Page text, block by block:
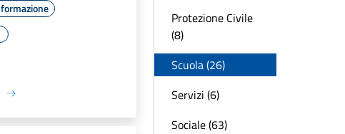
Protezione Civile
(8)
Scuola (26)
Servizi (6)
Sociale (63)